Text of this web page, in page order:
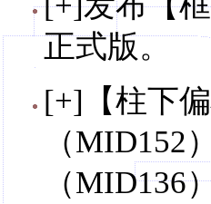
正式版。
[+]【柱下
（MID152
（MID136